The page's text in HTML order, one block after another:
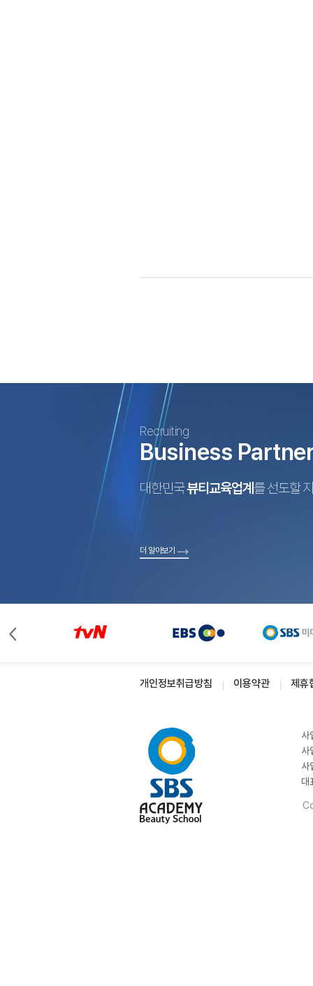
Recruiting
Business
대한민국뷰티교육업계 를 선도할
더 알아보기
개인정보취급방침 이용약관 제휴
사
사
사
대